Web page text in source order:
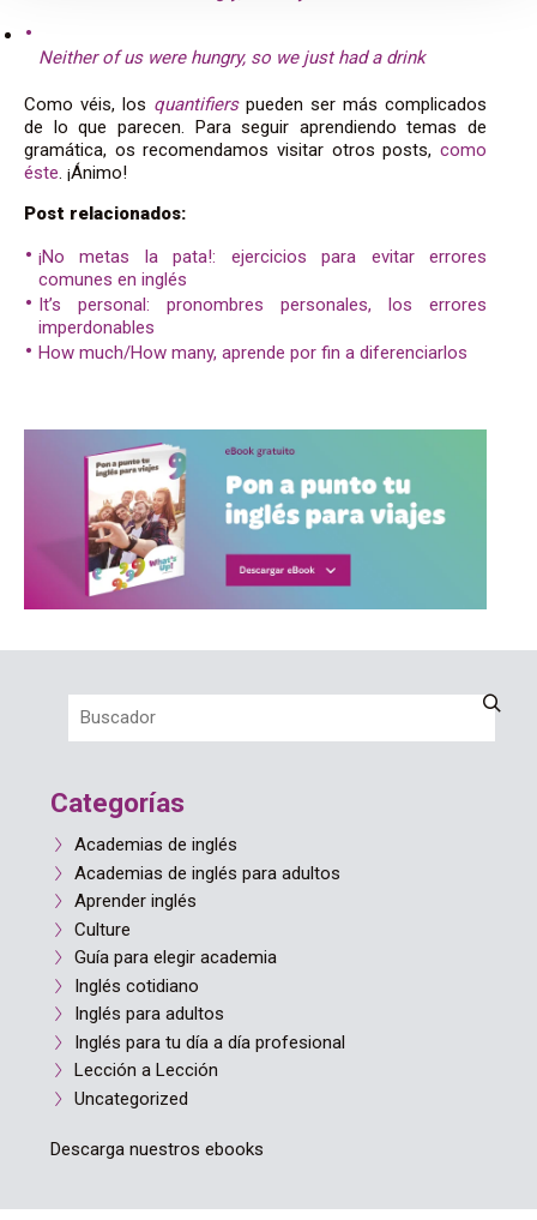
Neither of us were hungry, so we just had a drink
Como véis, los quantifiers pueden ser más complicados
de lo que parecen. Para seguir aprendiendo temas de
gramática, os recomendamos visitar otros posts, como
éste. ¡Ánimo!
Post relacionados:
¡No metas la pata!: ejercicios para evitar errores
comunes en inglés
It’s personal: pronombres personales, los errores
imperdonables
How much/How many, aprende por fin a diferenciarlos
Categorías
Academias de inglés
Academias de inglés para adultos
Aprender inglés
Culture
Guía para elegir academia
Inglés cotidiano
Inglés para adultos
Inglés para tu día a día profesional
Lección a Lección
Uncategorized
Descarga nuestros ebooks